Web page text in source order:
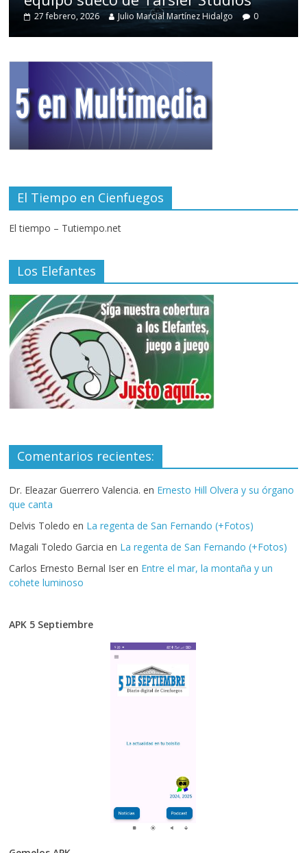
27 febrero, 2026 Julio Marcial Martínez Hidalgo 0
El Tiempo en Cienfuegos
El tiempo – Tutiempo.net
Los Elefantes
Comentarios recientes:
Dr. Eleazar Guerrero Valencia. en Ernesto Hill Olvera y su órgano
que canta
Delvis Toledo en La regenta de San Fernando (+Fotos)
Magali Toledo Garcia en La regenta de San Fernando (+Fotos)
Carlos Ernesto Bernal Iser en Entre el mar, la montaña y un
cohete luminoso
APK 5 Septiembre